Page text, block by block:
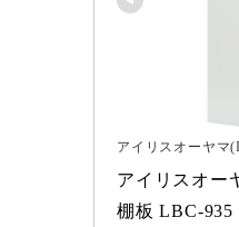
アイリスオーヤ
アイリスオー
棚板 LBC-935